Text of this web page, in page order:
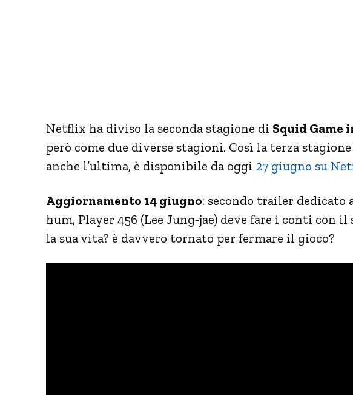
Netflix ha diviso la seconda stagione di Squid Game
però come due diverse stagioni. Così la terza
anche l’ultima, è disponibile da oggi 27 giugno su
Aggiornamento 14 giugno: secondo trailer dedicato
hum, Player 456 (Lee Jung-jae) deve fare i conti con
la sua vita? è davvero tornato per fermare il gioco?